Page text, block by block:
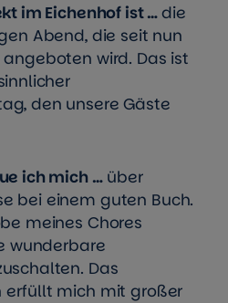
im Eichenhof ist …die
Abend, die seit nun
wird. Das ist
den unsere Gäste
ich mich …über
bei einem guten Buch.
meines Chores
wunderbare
Das
erfüllt mich mit großer